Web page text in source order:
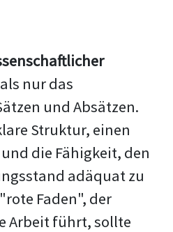
nur das
und Absätzen.
Struktur, einen
die Fähigkeit, den
adäquat zu
Faden", der
Arbeit führt, sollte